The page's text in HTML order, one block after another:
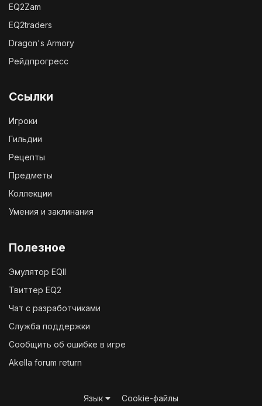
EQ2Zam
EQ2traders
Dragon's Armory
Рейдпрогресс
Ссылки
Игроки
Гильдии
Рецепты
Предметы
Коллекции
Умения и заклинания
Полезное
Эмулятор EQII
Твиттер EQ2
Чат с разработчиками
Служба поддержки
Сообщить об ошибке в игре
Akella forum return
Язык Cookie-файлы